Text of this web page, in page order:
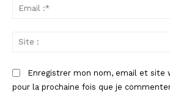
Enregistrer mon nom, email et site
pour la prochaine fois que je